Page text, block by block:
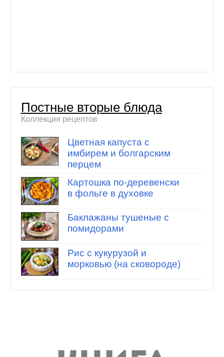
Постные вторые блюда
Коллекция рецептов
Цветная капуста с
имбирем и болгарским
перцем
Картошка по-деревенски
в фольге в духовке
Баклажаны тушеные с
помидорами
Рис с кукурузой и
морковью (на сковороде)